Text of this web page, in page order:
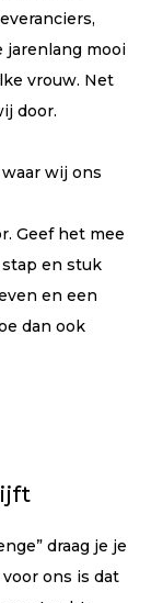
jarenlang mooi
vrouw. Net
door.
wij ons
Geef het mee
en stuk
en een
dan ook
draag je je
ons is dat